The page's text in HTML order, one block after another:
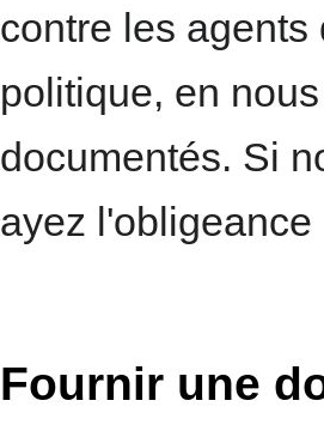
contre les
politique, en
documentés. Si
ayez l'obligeance
Fournir une